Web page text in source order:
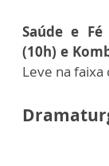
Saúde e Fé
(10h) e
Leve na